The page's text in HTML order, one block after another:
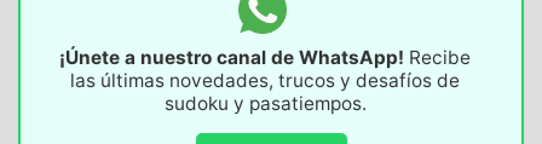
¡Únete a nuestro canal de WhatsApp! Recibe
las últimas novedades, trucos y desafíos de
sudoku y pasatiempos.